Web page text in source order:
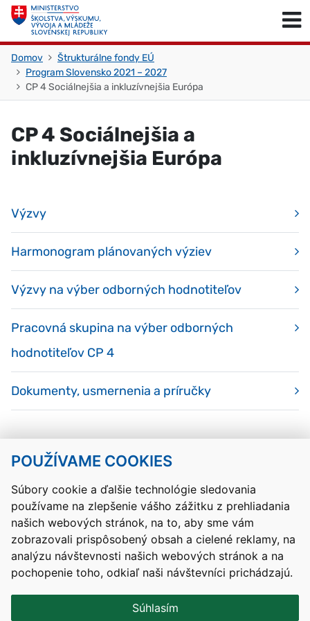
POUŽÍVAME COOKIES
Súbory cookie a ďalšie technológie sledovania
používame na zlepšenie vášho zážitku z prehliadania
našich webových stránok, na to, aby sme vám
zobrazovali prispôsobený obsah a cielené reklamy, na
analýzu návštevnosti našich webových stránok a na
pochopenie toho, odkiaľ naši návštevníci prichádzajú.
Súhlasím
Skočiť na obsah
Domov
Štrukturálne fondy EÚ
Program Slovensko 2021 – 2027
CP 4 Sociálnejšia a inkluzívnejšia Európa
CP 4 Sociálnejšia a
inkluzívnejšia Európa
Výzvy
Harmonogram plánovaných výziev
Výzvy na výber odborných hodnotiteľov
Pracovná skupina na výber odborných
hodnotiteľov CP 4
Dokumenty, usmernenia a príručky
Skočiť na začiatok stránky
Kontakty Mapa stránky RSS
Vyhlásenie o prístupnosti
Nastavenia cookies
Prevádzkovateľom služby je Ministerstvo školstva, výskumu,
vývoja a mládeže Slovenskej republiky.